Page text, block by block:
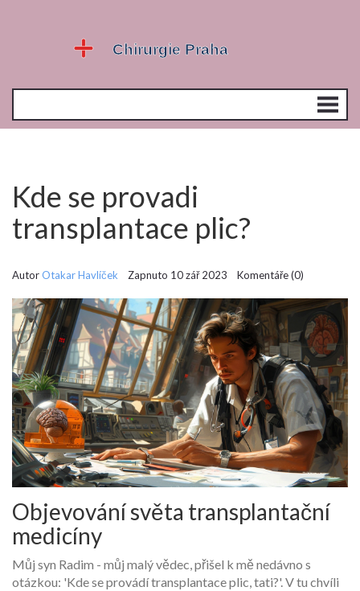
Kde se provadi
transplantace plic?
AutorOtakar Havlíček Zapnuto 10 zář 2023 Komentáře (0)
Objevování světa transplantační
medicíny
Můj syn Radim - můj malý vědec, přišel k mě nedávno s
otázkou: 'Kde se provádí transplantace plic, tati?'. V tu chvíli